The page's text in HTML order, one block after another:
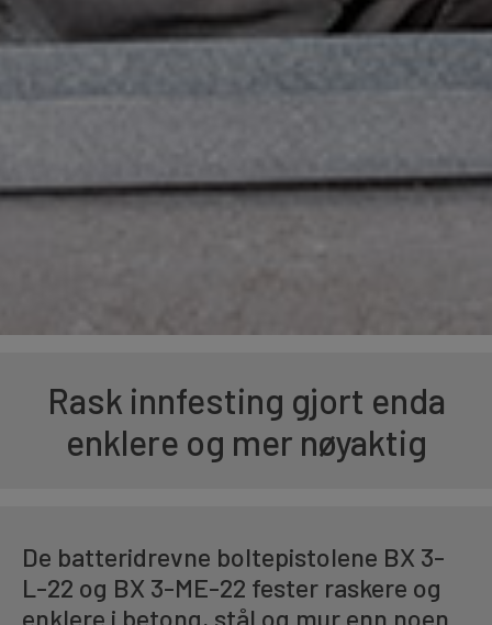
Rask innfesting gjort enda
enklere og mer nøyaktig
De batteridrevne boltepistolene BX 3-
L-22 og BX 3-ME-22 fester raskere og